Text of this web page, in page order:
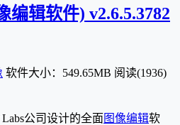
辑软件) v2.6.5.3782
软件大小：549.65MB 阅读(1936)
公司设计的全面 图像编辑软